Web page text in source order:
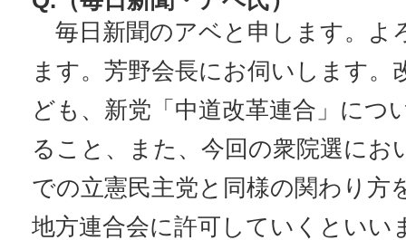
毎日新聞のアベと申します。よ
ます。芳野会長にお伺いします。
ども、新党「中道改革連合」につ
ること、また、今回の衆院選にお
での立憲民主党と同様の関わり方
地方連合会に許可していくといい